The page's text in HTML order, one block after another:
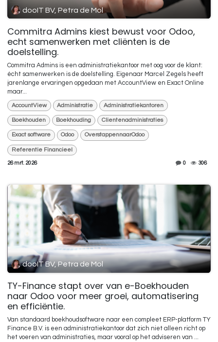
dooIT BV, Petra de Mol
Commitra Admins kiest bewust voor Odoo,
echt samenwerken met cliënten is de
doelstelling.
Commitra Admins is een administratiekantoor met oog voor de klant:
écht samenwerken is de doelstelling. Eigenaar Marcel Zegels heeft
jarenlange ervaringen opgedaan met AccountView en Exact Online
maar...
AccountView Administratie Administratiekantoren
Boekhouden Boekhouding Clientenadministraties
Exact software Odoo OverstappennaarOdoo
Referentie Financieel
26 mrt. 2026 0 306
dooIT BV, Petra de Mol
TY-Finance stapt over van e-Boekhouden
naar Odoo voor meer groei, automatisering
en efficiëntie.
Van standaard boekhoudsoftware naar een compleet ERP-platform TY
Finance B.V. is een administratiekantoor dat zich niet alleen richt op
het voeren van administraties, maar vooral op het adviseren van ...